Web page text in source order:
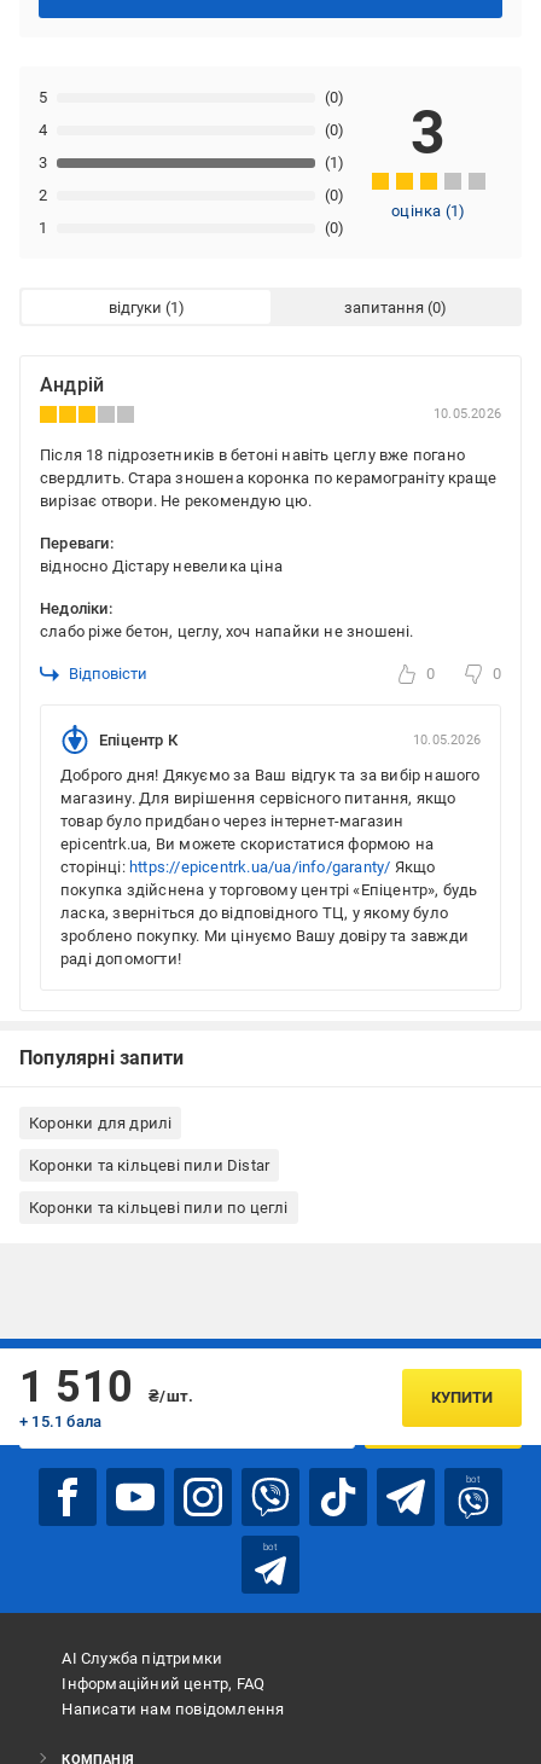
1 (0)
2 (0)
3 (1)
4 (0)
5 (0)
3
оцінка (1)
відгуки запитання
Андрій
10.05.2026
Після 18 підрозетників в бетоні навіть цеглу вже погано
свердлить. Стара зношена коронка по керамограніту краще
вирізає отвори. Не рекомендую цю.
Переваги:
відносно Дістару невелика ціна
Недоліки:
слабо ріже бетон, цеглу, хоч напайки не зношені.
Відповісти 0 0
Епіцентр К 10.05.2026
Доброго дня! Дякуємо за Ваш відгук та за вибір нашого
магазину. Для вирішення сервісного питання, якщо
товар було придбано через інтернет-магазин
epicentrk.ua, Ви можете скористатися формою на
сторінці: https://epicentrk.ua/ua/info/garanty/ Якщо
покупка здійснена у торговому центрі «Епіцентр», будь
ласка, зверніться до відповідного ТЦ, у якому було
зроблено покупку. Ми цінуємо Вашу довіру та завжди
раді допомогти!
Популярні запити
Коронки для дрилі
Коронки та кільцеві пили Distar
Коронки та кільцеві пили по цеглі
1 510
₴/шт.
+ 15.1 бала
КУПИТИ
Підписуйтесь, щоб дізнаватись першим про акції та пропозиції
ПІДПИСАТИСЯ
bot
bot
АІ Служба підтримки
Інформаційний центр, FAQ
Написати нам повідомлення
КОМПАНІЯ